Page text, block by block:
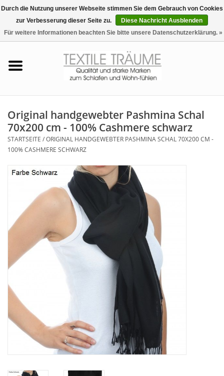
0 Artikel - €0,00
Tag & Nachtwäsche
Badezimmer & Sauna
Haus-Bademäntel
Plaids, Decken, Kissen
Edles aus Cashmere
Tisch & Küche
Original handgewebter Pashmina Schal
70x200 cm - 100% Cashmere schwarz
STARTSEITE /ORIGINAL HANDGEWEBTER PASHMINA SCHAL 70X200 CM -
100% CASHMERE SCHWARZ
Durch die Nutzung unserer Webseite stimmen Sie dem Gebrauch von Cookies
zur Verbesserung dieser Seite zu.
Diese Nachricht Ausblenden
Für weitere Informationen beachten Sie bitte unsere Datenschutzerklärung. »